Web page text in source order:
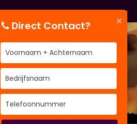
RESULTAAT
GROEPEN
×
Direct Contact?